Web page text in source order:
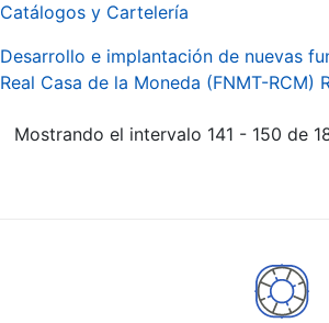
Catálogos y Cartelería
Desarrollo e implantación de nuevas
Real Casa de la Moneda (FNMT-RCM)
Mostrando el intervalo 141 - 150 de